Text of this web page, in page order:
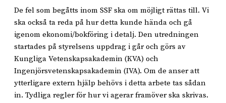
De fel som begåtts inom SSF ska om möjligt rättas till. Vi
ska också ta reda på hur detta kunde hända och gå
igenom ekonomi/bokföring i detalj. Den utredningen
startades på styrelsens uppdrag i går och görs av
Kungliga Vetenskapsakademin (KVA) och
Ingenjörsvetenskapsakademin (IVA). Om de anser att
ytterligare extern hjälp behövs i detta arbete tas sådan
in. Tydliga regler för hur vi agerar framöver ska skrivas.